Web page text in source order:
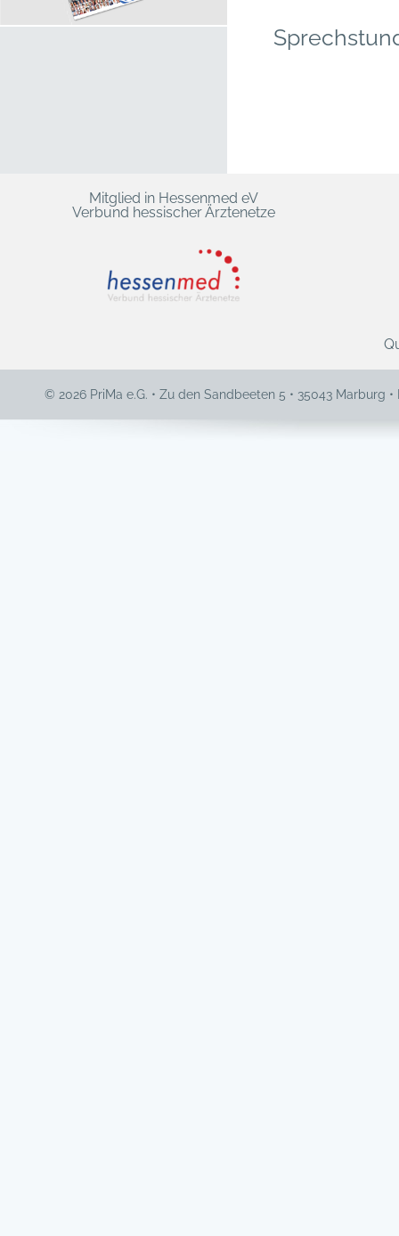
Mitglied in Hessenmed eV
Verbund hessischer Ärztenetze
© 2026 PriMa e.G. • Zu den Sandbeeten 5 • 35043 Marburg •